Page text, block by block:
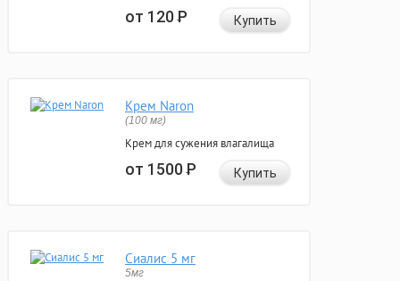
от 120Р Купить
Крем Naron
(100 мг)
Крем для сужения влагалища
от 1500Р Купить
Сиалис 5 мг
5мг